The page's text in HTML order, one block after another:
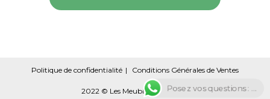
Politique de confidentialité Conditions Générales de Ventes
2022 © Les Meubles CirculairesPosez vos questions : ...